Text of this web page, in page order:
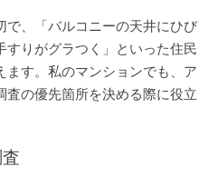
で、「バルコニーの天井にひび
りがグラつく」といった住民
ます。私のマンションでも、ア
査の優先箇所を決める際に役立